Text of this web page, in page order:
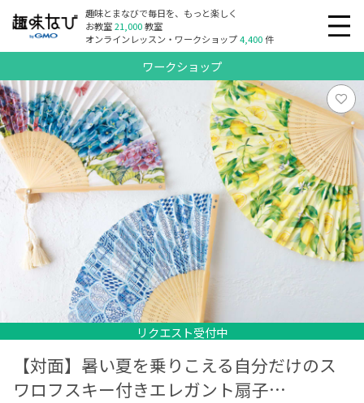
趣味とまなびで毎日を、もっと楽しく
お教室21,000教室
オンラインレッスン・ワークショップ4,400件
ワークショップ
リクエスト受付中
リクエスト受付中
【対面】暑い夏を乗りこえる自分だけのス
ワロフスキー付きエレガント扇子…